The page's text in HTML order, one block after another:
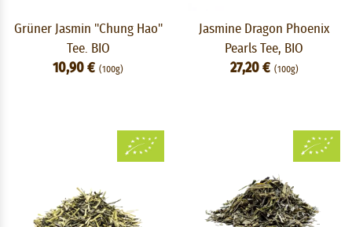
Grüner Jasmin "Chung Hao"
Tee. BIO
10,90 € (100g)
Jasmine Dragon Phoenix
Pearls Tee, BIO
27,20 € (100g)